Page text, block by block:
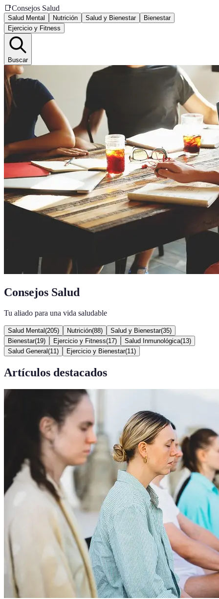
📑Consejos Salud
Salud Mental Nutrición Salud y Bienestar
Bienestar
Ejercicio y Fitness
Buscar
Consejos Salud
Tu aliado para una vida saludable
Salud Mental (205) Nutrición(88) Salud y Bienestar(35)
Bienestar(19) Ejercicio y Fitness(17) Salud Inmunológica(13)
Salud General (11 ) Ejercicio y Bienestar(11 )
Artículos destacados